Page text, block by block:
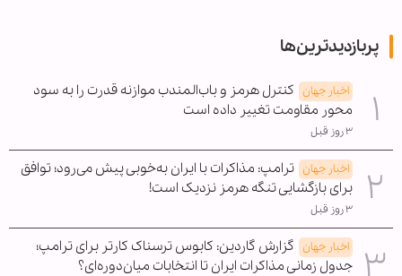
پربازدیدترین‌ها
اخبار جهان کنترل هرمز و باب‌المندب موازنه قدرت را به سود
محور مقاومت تغییر داده است
۳ روز قبل
اخبار جهان ترامپ: مذاکرات با ایران به‌خوبی پیش می‌رود؛ توافق
برای بازگشایی تنگه هرمز نزدیک است!
۳ روز قبل
اخبار جهان گزارش گاردین: کابوس ترسناک کارتر برای ترامپ؛
جدول زمانی مذاکرات ایران تا انتخابات میان‌دوره‌ای؟